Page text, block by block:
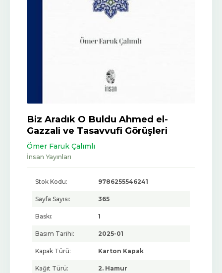
Biz Aradık O Buldu Ahmed el-
Gazzali ve Tasavvufi Görüşleri
Ömer Faruk Çalımlı
İnsan Yayınları
Stok Kodu: 9786255546241
Sayfa Sayısı: 365
Baskı: 1
Basım Tarihi: 2025-01
Kapak Türü: Karton Kapak
Kağıt Türü: 2. Hamur